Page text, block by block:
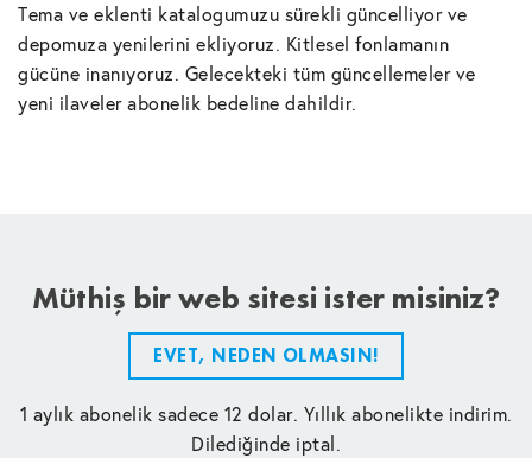
Tema ve eklenti katalogumuzu sürekli güncelliyor ve
depomuza yenilerini ekliyoruz. Kitlesel fonlamanın
gücüne inanıyoruz. Gelecekteki tüm güncellemeler ve
yeni ilaveler abonelik bedeline dahildir.
Müthiş bir web sitesi ister misiniz?
EVET, NEDEN OLMASIN!
1 aylık abonelik sadece 12 dolar. Yıllık abonelikte indirim.
Dilediğinde iptal.